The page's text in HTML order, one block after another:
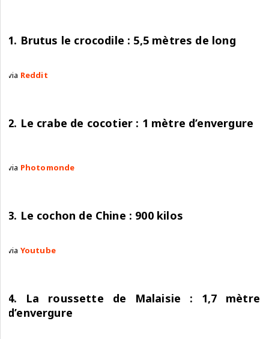
1. Brutus le crocodile : 5,5 mètres de long
via Reddit
2. Le crabe de cocotier : 1 mètre d’envergure
via Photomonde
3. Le cochon de Chine : 900 kilos
via Youtube
4. La roussette de Malaisie : 1,7 mètre
d’envergure